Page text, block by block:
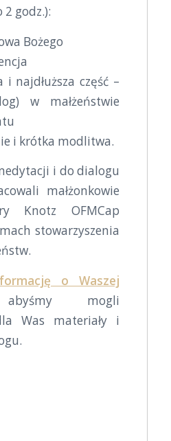
2 godz.):
Bożego
i najdłuższa część –
w małżeństwie
i krótka modlitwa.
i do dialogu
małżonkowie
Knotz OFMCap
stowarzyszenia
o Waszej
mogli
Was materiały i